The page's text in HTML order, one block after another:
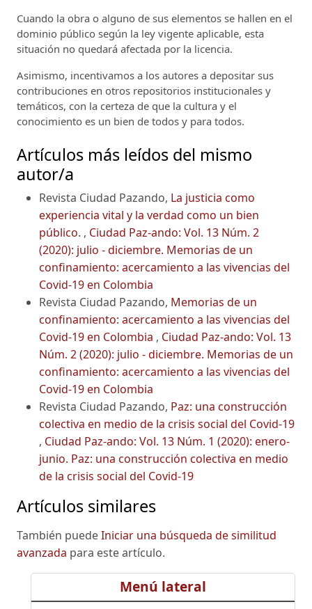
Cuando la obra o alguno de sus elementos se hallen en el
dominio público según la ley vigente aplicable, esta
situación no quedará afectada por la licencia.
Asimismo, incentivamos a los autores a depositar sus
contribuciones en otros repositorios institucionales y
temáticos, con la certeza de que la cultura y el
conocimiento es un bien de todos y para todos.
Artículos más leídos del mismo
autor/a
Revista Ciudad Pazando, La justicia como
experiencia vital y la verdad como un bien
público. , Ciudad Paz-ando: Vol. 13 Núm. 2
(2020): julio - diciembre. Memorias de un
confinamiento: acercamiento a las vivencias del
Covid-19 en Colombia
Revista Ciudad Pazando, Memorias de un
confinamiento: acercamiento a las vivencias del
Covid-19 en Colombia , Ciudad Paz-ando: Vol. 13
Núm. 2 (2020): julio - diciembre. Memorias de un
confinamiento: acercamiento a las vivencias del
Covid-19 en Colombia
Revista Ciudad Pazando, Paz: una construcción
colectiva en medio de la crisis social del Covid-19
, Ciudad Paz-ando: Vol. 13 Núm. 1 (2020): enero-
junio. Paz: una construcción colectiva en medio
de la crisis social del Covid-19
Artículos similares
También puedeIniciar una búsqueda de similitud
avanzada para este artículo.
Menú lateral